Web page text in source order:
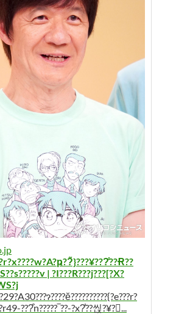
| ?I???R???j???[?X?
???͒n?????‾??-?x?̐??씭?¥?...